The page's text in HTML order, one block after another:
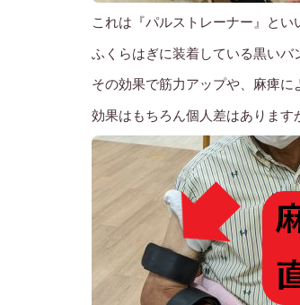
これは『パルストレーナー』とい
ふくらはぎに装着している黒いバ
その効果で筋力アップや、麻痺に
効果はもちろん個人差はあります